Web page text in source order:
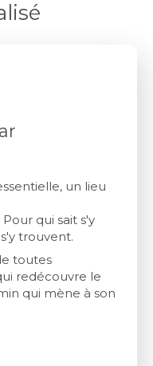
un lieu
Pour qui sait s'y
trouvent.
toutes
redécouvre le
qui mène à son